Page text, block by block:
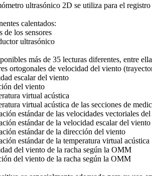
ultrasónico 2D se utiliza para el
calentados:
de los sensores
ultrasónico
más de 35 lecturas diferentes, entre
ortogonales de velocidad del viento
escalar del viento
del viento
virtual acústica
virtual acústica de las secciones de
estándar de las velocidades vectoriales
estándar de la velocidad escalar del viento
estándar de la dirección del viento
estándar de la temperatura virtual acústica
del viento de la racha según la OMM
del viento de la racha según la OMM